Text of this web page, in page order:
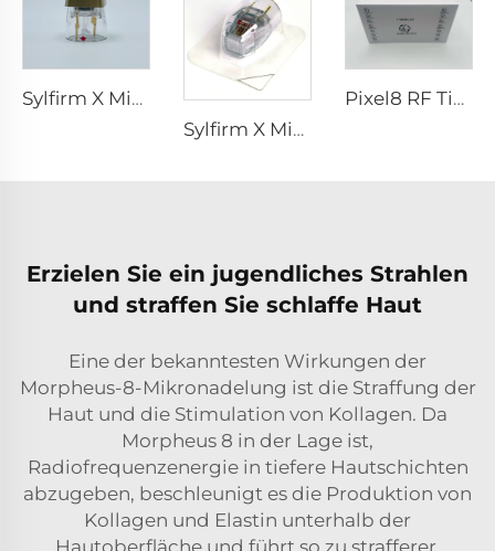
Sylfirm X Microneedling RF-Hautpflege Sylfirm X Spitzen X-25
Sylfirm X Microneedling RF-Spitze Sylfirm X XE-25 Kartusche von Viol
Pixel8 RF Tipps
Erzielen Sie ein jugendliches Strahlen
und straffen Sie schlaffe Haut
Eine der bekanntesten Wirkungen der
Morpheus-8-Mikronadelung ist die Straffung der
Haut und die Stimulation von Kollagen. Da
Morpheus 8 in der Lage ist,
Radiofrequenzenergie in tiefere Hautschichten
abzugeben, beschleunigt es die Produktion von
Kollagen und Elastin unterhalb der